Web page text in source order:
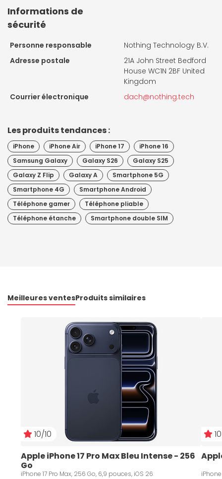
Informations de
sécurité
Personne responsable
Nothing Technology B.V.
Adresse postale
21A John Street Bedford
House WC1N 2BF United
Kingdom
Courrier électronique
dach@nothing.tech
Les produits tendances :
iPhone iPhone Air iPhone 17
iPhone 16
Samsung Galaxy
Galaxy S26
Galaxy S25
Galaxy Z Flip
Galaxy A
Smartphone 5G
Smartphone 4G
Smartphone Android
Téléphone gamer
Téléphone pliable
Téléphone étanche
Smartphone double SIM
Meilleures ventesProduits similaires
10/10
Apple iPhone 17 Pro Max Bleu Intense - 256
Go
iPhone 17 Pro Max, 256 Go, 6,9 pouces, iOS 26